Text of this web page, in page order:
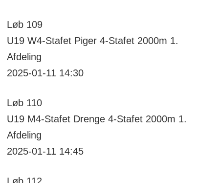
Løb 109
U19 W4-StafetPiger 4-Stafet 2000m 1.
Afdeling
2025-01-11 14:30
Løb 110
U19 M4-StafetDrenge 4-Stafet 2000m 1.
Afdeling
2025-01-11 14:45